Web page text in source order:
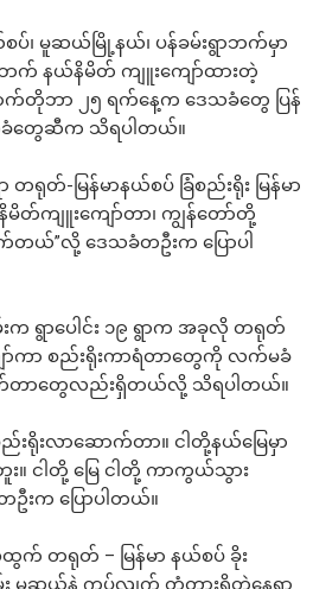
ပ်၊ မူဆယ်မြို့နယ်၊ ပန်ခမ်းရွာဘက်မှာ
နယ်နိမိတ် ကျူးကျော်ထားတဲ့
ာက်တိုဘာ ၂၅ ရက်နေ့က ဒေသခံတွေ ပြန်
တွေဆီက သိရပါတယ်။
တရုတ်-မြန်မာနယ်စပ် ခြံစည်းရိုး မြန်မာ
မိတ်ကျူးကျော်တာ၊ ကျွန်တော်တို့
တယ်”လို့ ဒေသခံတဦးက ပြောပါ
ရွာပေါင်း ၁၉ ရွာက အခုလို တရုတ်
ကာ စည်းရိုးကာရံတာတွေကို လက်မခံ
ျက်တာတွေလည်းရှိတယ်လို့ သိရပါတယ်။
းရိုးလာဆောက်တာ။ ငါတို့နယ်မြေမှာ
ငါတို့ မြေ ငါတို့ ကာကွယ်သွား
းက ပြောပါတယ်။
တရုတ် – မြန်မာ နယ်စပ် ခိုး
း မူဆယ်နဲ့ ကပ်လျက် တံတားရှိတဲ့နေရာ